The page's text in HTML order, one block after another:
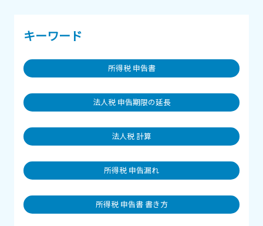
キーワード
所得税 申告書
法人税 申告期限の延長
法人税 計算
所得税 申告漏れ
所得税 申告書 書き方